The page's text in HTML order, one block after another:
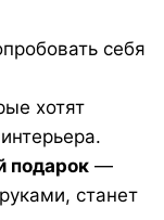
себя
хотят
подарок —
станет